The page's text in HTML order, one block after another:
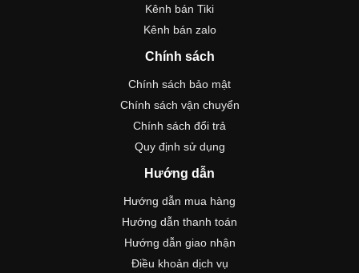
Kênh bán Tiki
Kênh bán zalo
Chính sách
Chính sách bảo mật
Chính sách vận chuyển
Chính sách đổi trả
Quy định sử dụng
Hướng dẫn
Hướng dẫn mua hàng
Hướng dẫn thanh toán
Hướng dẫn giao nhận
Điều khoản dịch vụ